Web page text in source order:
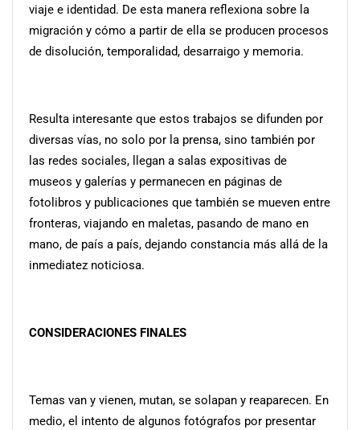
viaje e identidad. De esta manera reflexiona sobre la
migración y cómo a partir de ella se producen procesos
de disolución, temporalidad, desarraigo y memoria.
Resulta interesante que estos trabajos se difunden por
diversas vías, no solo por la prensa, sino también por
las redes sociales, llegan a salas expositivas de
museos y galerías y permanecen en páginas de
fotolibros y publicaciones que también se mueven entre
fronteras, viajando en maletas, pasando de mano en
mano, de país a país, dejando constancia más allá de la
inmediatez noticiosa.
CONSIDERACIONES FINALES
Temas van y vienen, mutan, se solapan y reaparecen. En
medio, el intento de algunos fotógrafos por presentar